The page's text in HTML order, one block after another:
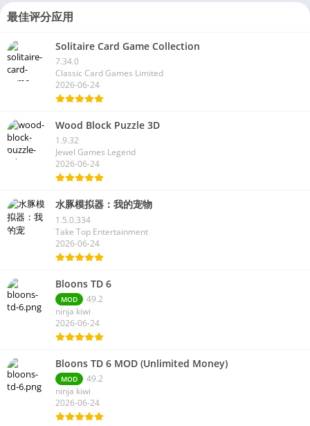
最佳评分应用
Solitaire Card Game Collection
7.34.0
Classic Card Games Limited
2026-06-24
Wood Block Puzzle 3D
1.9.32
Jewel Games Legend
2026-06-24
水豚模拟器：我的宠物
1.5.0.334
Take Top Entertainment
2026-06-24
Bloons TD 6
MOD
49.2
ninja kiwi
2026-06-24
Bloons TD 6 MOD (Unlimited Money)
MOD
49.2
ninja kiwi
2026-06-24